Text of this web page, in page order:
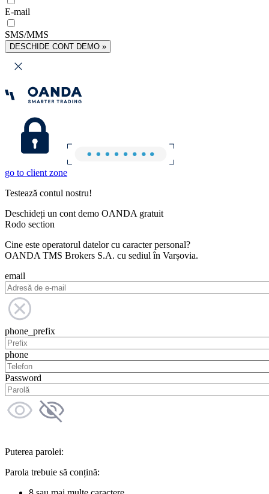
E-mail
SMS/MMS
DESCHIDE CONT DEMO »
go to client zone
Testează contul nostru!
Deschideți un cont demo OANDA gratuit
Rodo section
Cine este operatorul datelor cu caracter personal?
OANDA TMS Brokers S.A. cu sediul în Varșovia.
email
phone_prefix
phone
Password
Puterea parolei:
Parola trebuie să conțină: